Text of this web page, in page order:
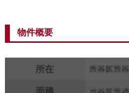
物件概要